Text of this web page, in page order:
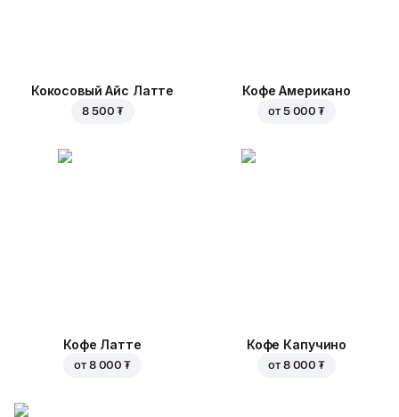
Кокосовый Айс Латте
8 500 ₮
Кофе Американо
от 5 000 ₮
Кофе Латте
от 8 000 ₮
Кофе Капучино
от 8 000 ₮